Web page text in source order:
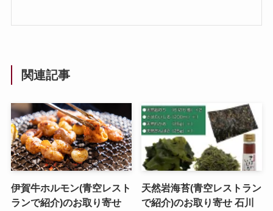
関連記事
伊賀牛ホルモン(青空レスト
ランで紹介)のお取り寄せ
天然岩海苔(青空レストラン
で紹介)のお取り寄せ 石川